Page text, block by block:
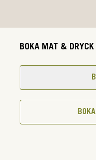
BOKA MAT & DRYCK